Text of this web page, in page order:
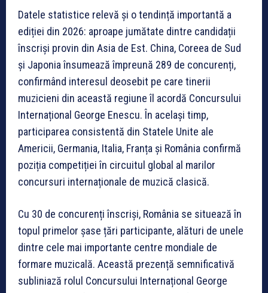
Datele statistice relevă și o tendință importantă a
ediției din 2026: aproape jumătate dintre candidații
înscriși provin din Asia de Est. China, Coreea de Sud
și Japonia însumează împreună 289 de concurenți,
confirmând interesul deosebit pe care tinerii
muzicieni din această regiune îl acordă Concursului
Internațional George Enescu. În același timp,
participarea consistentă din Statele Unite ale
Americii, Germania, Italia, Franța și România confirmă
poziția competiției în circuitul global al marilor
concursuri internaționale de muzică clasică.
Cu 30 de concurenți înscriși, România se situează în
topul primelor șase țări participante, alături de unele
dintre cele mai importante centre mondiale de
formare muzicală. Această prezență semnificativă
subliniază rolul Concursului Internațional George